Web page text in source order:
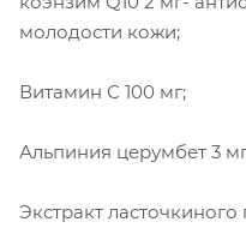
молодости кожи;
Витамин С 100 мг;
Альпиния церумбет 3
Экстракт ласточкиного